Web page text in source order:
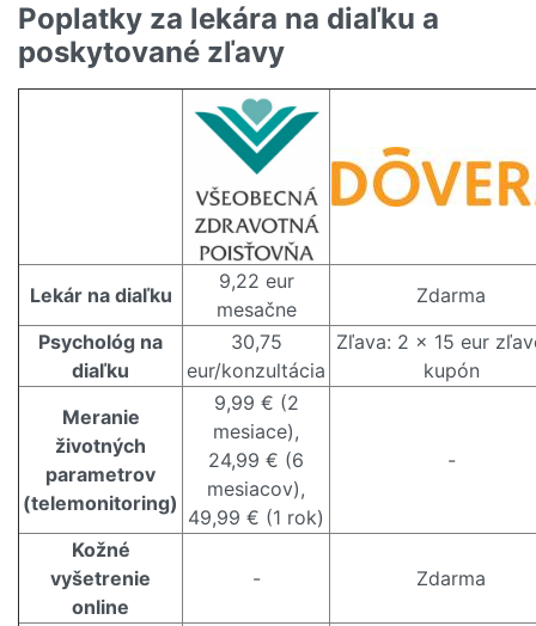
Poplatky za lekára na diaľku a
poskytované zľavy
Lekár na diaľku
9,22 eur
mesačne
Zdarma
Psychológ na
diaľku
30,75
eur/konzultácia
Zľava: 2 x 15 eur
kupón
Meranie
životných
parametrov
(telemonitoring)
9,99 € (2
mesiace),
24,99 € (6
mesiacov),
49,99 € (1 rok)
-
Kožné
vyšetrenie
online
- Zdarma